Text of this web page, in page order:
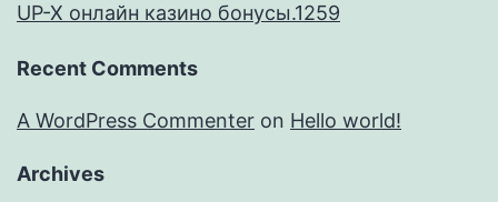
UP-X онлайн казино бонусы.1259
Recent Comments
A WordPress Commenter on Hello world!
Archives